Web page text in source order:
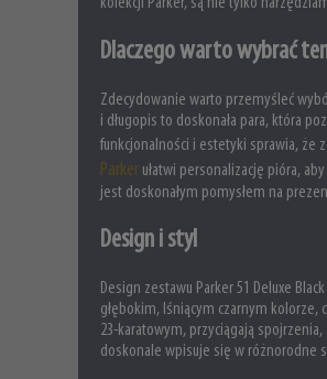
Dlaczego warto wybrać
Zdecydowanie warto przemyśleć
i długopis to doskonała para, która
funkcjonalności i estetyki sprawia, że
Parker ułatwi personalizację pióra,
jest doskonałym pomysłem na
Design i styl
Design zestawu Parker 51 Deluxe
głębokim, lśniącym czarnym
23-karatowym, przyciągają
doskonale wpisuje się w różnorodne